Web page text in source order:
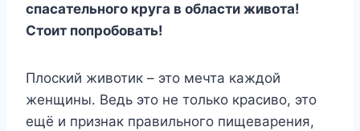
спасательного круга в области живота!
Стоит попробовать!
Плоский животик – это мечта каждой
женщины. Ведь это не только красиво, это
ещё и признак правильного пищеварения,